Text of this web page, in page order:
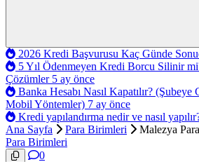
2026 Kredi Başvurusu Kaç Günde
5 Yıl Ödenmeyen Kredi Borcu Silinir
Çözümler 5 ay önce
Banka Hesabı Nasıl Kapatılır?
Mobil Yöntemler) 7 ay önce
Kredi yapılandırma nedir ve nasıl
Ana Sayfa
Para Birimleri
Malezya
Para Birimleri
0